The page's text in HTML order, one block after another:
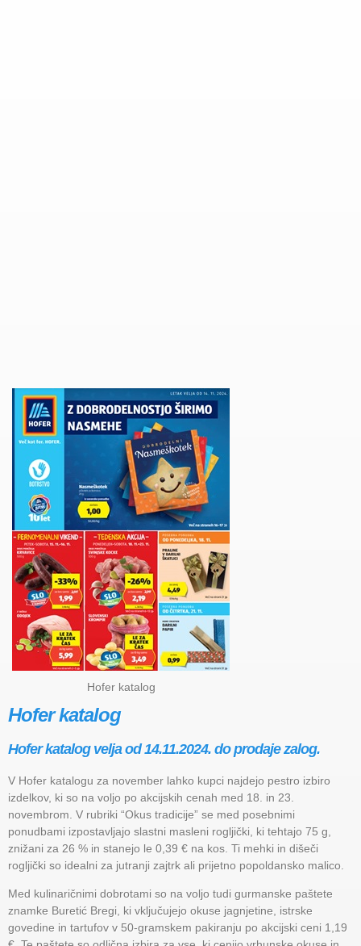
Hofer katalog
Hofer katalog
Hofer katalog velja od 14.11.2024. do prodaje zalog.
V Hofer katalogu za november lahko kupci najdejo pestro izbiro
izdelkov, ki so na voljo po akcijskih cenah med 18. in 23.
novembrom. V rubriki “Okus tradicije” se med posebnimi
ponudbami izpostavljajo slastni masleni rogljički, ki tehtajo 75 g,
znižani za 26 % in stanejo le 0,39 € na kos. Ti mehki in dišeči
rogljički so idealni za jutranji zajtrk ali prijetno popoldansko malico.
Med kulinaričnimi dobrotami so na voljo tudi gurmanske paštete
znamke Buretić Bregi, ki vključujejo okuse jagnjetine, istrske
govedine in tartufov v 50-gramskem pakiranju po akcijski ceni 1,19